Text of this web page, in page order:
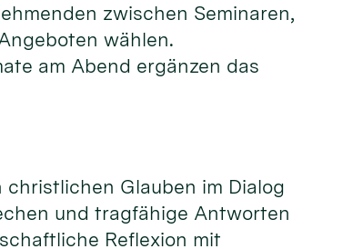
zwischen Seminaren,
wählen.
am Abend ergänzen das
christlichen Glauben im Dialog
und tragfähige Antworten
Reflexion mit